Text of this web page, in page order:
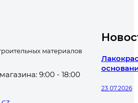
материалов
9:00 - 18:00
23.07.2026